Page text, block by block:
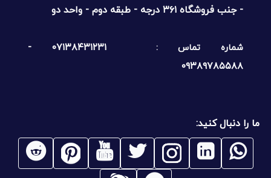
- جنب فروشگاه ۳۶۱ درجه - طبقه دوم - واحد دو
شماره تماس :
۰۷۱۳۸۴۳۱۲۳۱ -
۰۹۳۸۹۷۸۵۵۸۸
ما را دنبال کنید: